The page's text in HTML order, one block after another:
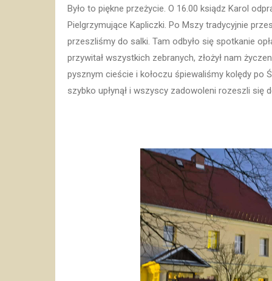
Było to piękne przeżycie. O 16.00 ksiądz Karol
Pielgrzymujące Kapliczki. Po Mszy tradycyjnie
przeszliśmy do salki. Tam odbyło się spotkanie
przywitał wszystkich zebranych, złożył nam
pysznym cieście i kołoczu śpiewaliśmy kolędy po
szybko upłynął i wszyscy zadowoleni rozeszli się